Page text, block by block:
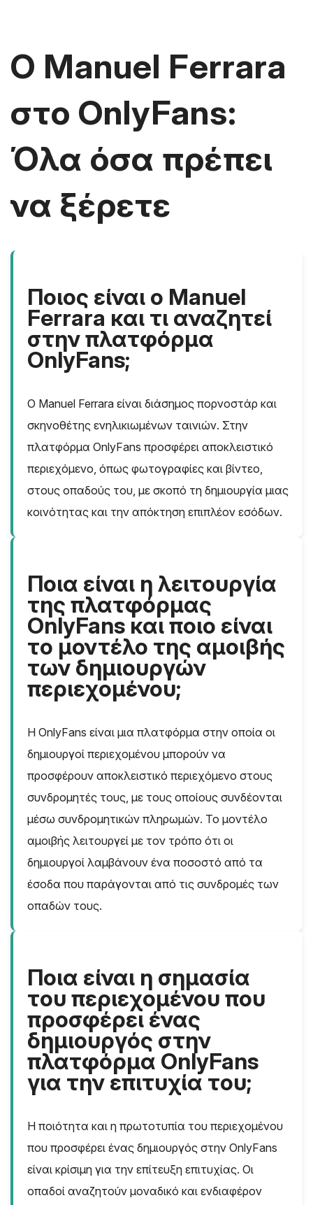
Ο Manuel Ferrara
στο OnlyFans:
Όλα όσα πρέπει
να ξέρετε
Ποιος είναι ο Manuel
Ferrara και τι αναζητεί
στην πλατφόρμα
OnlyFans;
Ο Manuel Ferrara είναι διάσημος πορνοστάρ και
σκηνοθέτης ενηλικιωμένων ταινιών. Στην
πλατφόρμα OnlyFans προσφέρει αποκλειστικό
περιεχόμενο, όπως φωτογραφίες και βίντεο,
στους οπαδούς του, με σκοπό τη δημιουργία μιας
κοινότητας και την απόκτηση επιπλέον εσόδων.
Ποια είναι η λειτουργία
της πλατφόρμας
OnlyFans και ποιο είναι
το μοντέλο της αμοιβής
των δημιουργών
περιεχομένου;
Η OnlyFans είναι μια πλατφόρμα στην οποία οι
δημιουργοί περιεχομένου μπορούν να
προσφέρουν αποκλειστικό περιεχόμενο στους
συνδρομητές τους, με τους οποίους συνδέονται
μέσω συνδρομητικών πληρωμών. Το μοντέλο
αμοιβής λειτουργεί με τον τρόπο ότι οι
δημιουργοί λαμβάνουν ένα ποσοστό από τα
έσοδα που παράγονται από τις συνδρομές των
οπαδών τους.
Ποια είναι η σημασία
του περιεχομένου που
προσφέρει ένας
δημιουργός στην
πλατφόρμα OnlyFans
για την επιτυχία του;
Η ποιότητα και η πρωτοτυπία του περιεχομένου
που προσφέρει ένας δημιουργός στην OnlyFans
είναι κρίσιμη για την επίτευξη επιτυχίας. Οι
οπαδοί αναζητούν μοναδικό και ενδιαφέρον